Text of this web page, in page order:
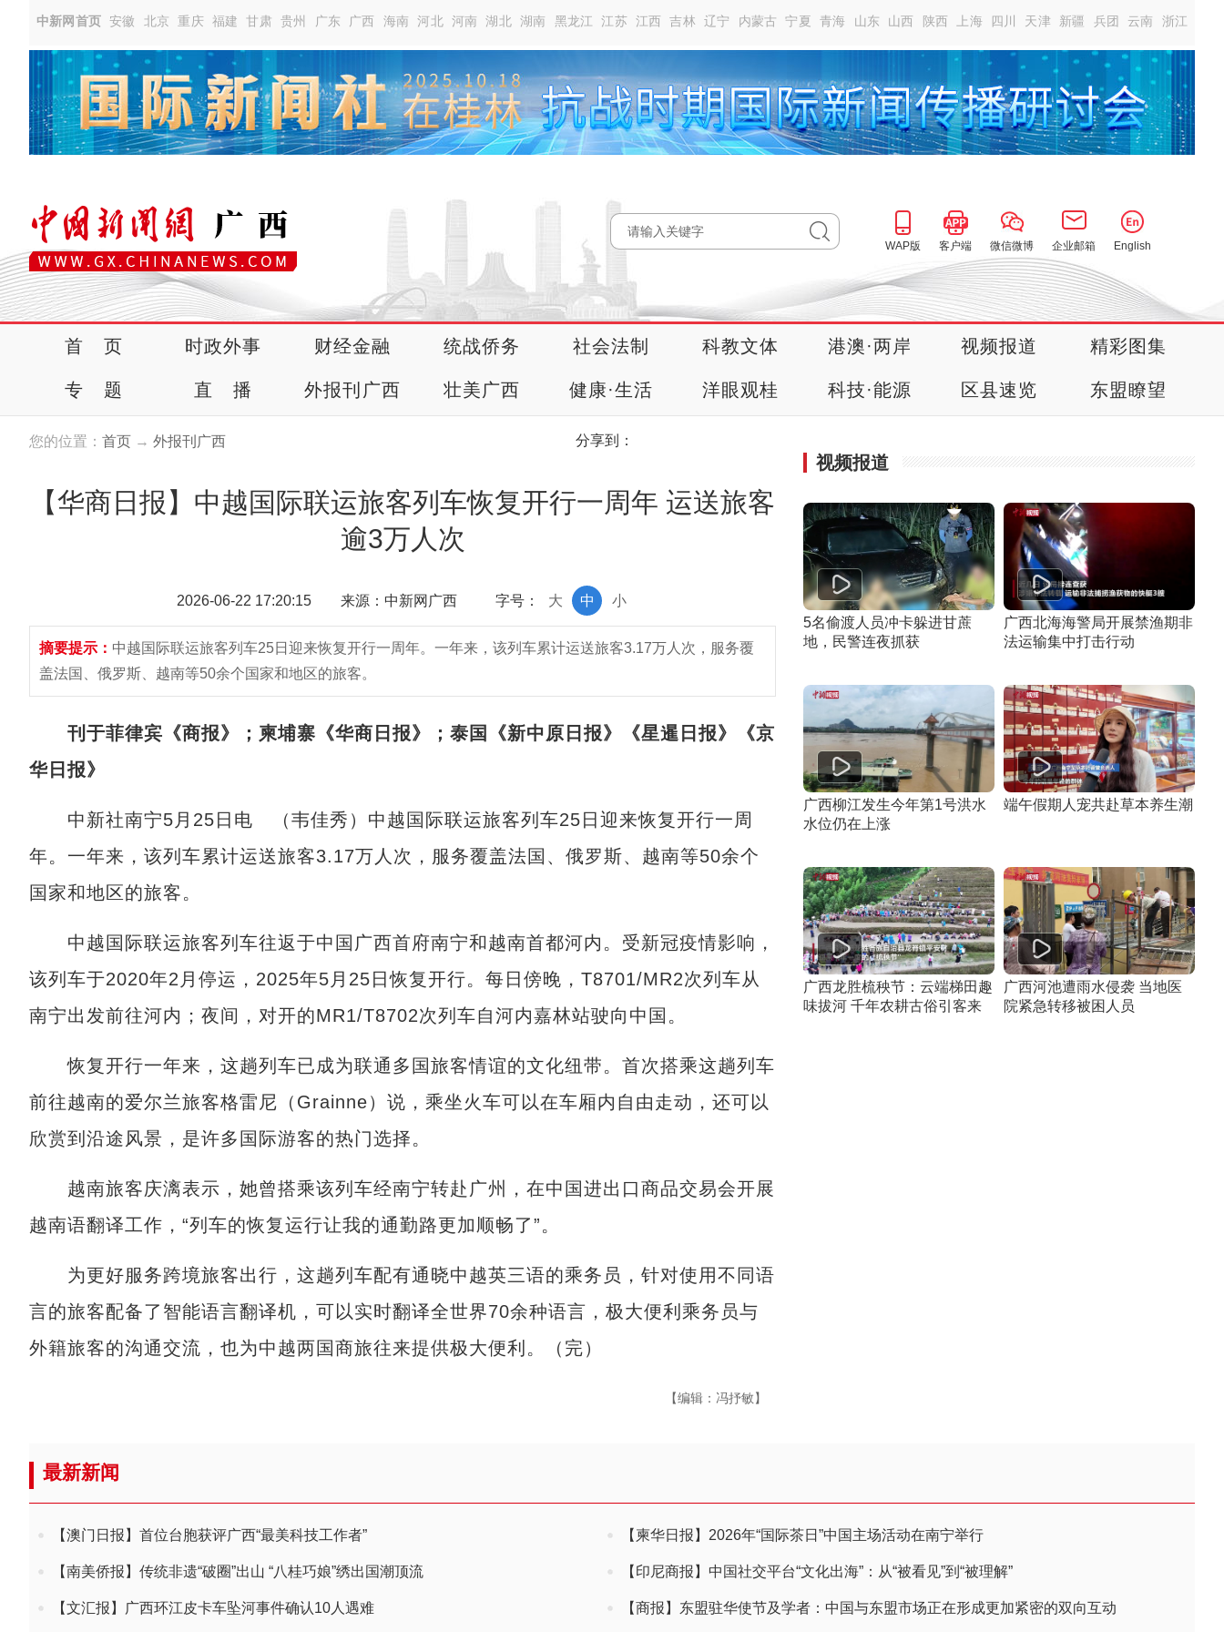
中新网首页 安徽 北京 重庆 福建 甘肃 贵州 广东 广西 海南 河北 河南 湖北 湖南 黑龙江 江苏 江西 吉林 辽宁 内蒙古 宁夏 青海 山东 山西 陕西 上海 四川 天津 新疆 兵团 云南 浙江
WAP版 客户端 微信微博 企业邮箱 English
首 页 时政外事 财经金融 统战侨务 社会法制 科教文体 港澳·两岸 视频报道 精彩图集
专 题 直 播 外报刊广西 壮美广西 健康·生活 洋眼观桂 科技·能源 区县速览 东盟瞭望
您的位置： 首页 → 外报刊广西 分享到：
【华商日报】中越国际联运旅客列车恢复开行一周年 运送旅客
逾3万人次
2026-06-22 17:20:15 来源：中新网广西 字号： 小
中
大
摘要提示： 中越国际联运旅客列车25日迎来恢复开行一周年。一年来，该列车累计运送旅客3.17万人次，服务覆
盖法国、俄罗斯、越南等50余个国家和地区的旅客。
刊于菲律宾《商报》；柬埔寨《华商日报》；泰国《新中原日报》《星暹日报》《京
华日报》
中新社南宁5月25日电 （韦佳秀）中越国际联运旅客列车25日迎来恢复开行一周
年。一年来，该列车累计运送旅客3.17万人次，服务覆盖法国、俄罗斯、越南等50余个
国家和地区的旅客。
中越国际联运旅客列车往返于中国广西首府南宁和越南首都河内。受新冠疫情影响，
该列车于2020年2月停运，2025年5月25日恢复开行。每日傍晚，T8701/MR2次列车从
南宁出发前往河内；夜间，对开的MR1/T8702次列车自河内嘉林站驶向中国。
恢复开行一年来，这趟列车已成为联通多国旅客情谊的文化纽带。首次搭乘这趟列车
前往越南的爱尔兰旅客格雷尼（Grainne）说，乘坐火车可以在车厢内自由走动，还可以
欣赏到沿途风景，是许多国际游客的热门选择。
越南旅客庆漓表示，她曾搭乘该列车经南宁转赴广州，在中国进出口商品交易会开展
越南语翻译工作，“列车的恢复运行让我的通勤路更加顺畅了”。
为更好服务跨境旅客出行，这趟列车配有通晓中越英三语的乘务员，针对使用不同语
言的旅客配备了智能语言翻译机，可以实时翻译全世界70余种语言，极大便利乘务员与
外籍旅客的沟通交流，也为中越两国商旅往来提供极大便利。（完）
【编辑：冯抒敏】
视频报道
5名偷渡人员冲卡躲进甘蔗
地，民警连夜抓获
广西北海海警局开展禁渔期非
法运输集中打击行动
广西柳江发生今年第1号洪水
水位仍在上涨
端午假期人宠共赴草本养生潮
广西龙胜梳秧节：云端梯田趣
味拔河 千年农耕古俗引客来
广西河池遭雨水侵袭 当地医
院紧急转移被困人员
最新新闻
【澳门日报】首位台胞获评广西“最美科技工作者” 【柬华日报】2026年“国际茶日”中国主场活动在南宁举行
【南美侨报】传统非遗“破圈”出山 “八桂巧娘”绣出国潮顶流 【印尼商报】中国社交平台“文化出海”：从“被看见”到“被理解”
【文汇报】广西环江皮卡车坠河事件确认10人遇难 【商报】东盟驻华使节及学者：中国与东盟市场正在形成更加紧密的双向互动